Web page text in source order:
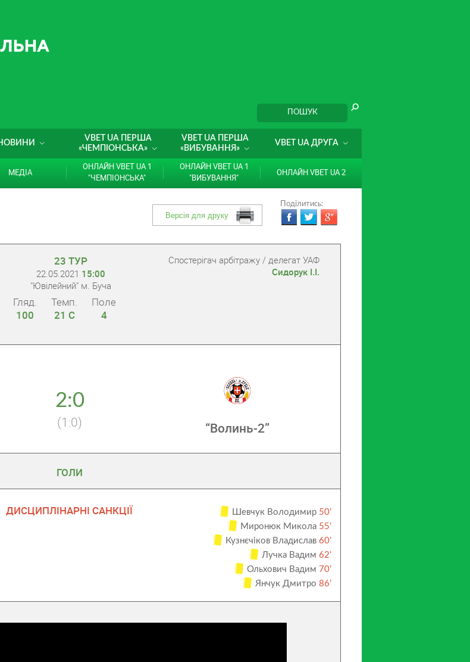
VBET UA ПЕРША
«ЧЕМПІОНСЬКА»
VBET UA ПЕРША
«ВИБУВАННЯ»
VBET UA ДРУГА
МЕДІА
ОНЛАЙН VBET UA 1
"ЧЕМПІОНСЬКА"
ОНЛАЙН VBET UA 1
"ВИБУВАННЯ"
ОНЛАЙН VBET UA 2
Поділитись:
23 ТУР
22.05.2021 15:00
"Ювілейний" м. Буча
Гляд.
100
Темп.
21 С
Поле
4
Cпостерігач арбітражу / делегат УАФ
Сидорук І.І.
2:0
(1:0) “Волинь-2”
ГОЛИ
ДИСЦИПЛІНАРНІ САНКЦІЇ Шевчук Володимир 50’
Миронюк Микола 55’
Кузнєчіков Владислав 60’
Лучка Вадим 62’
Ольхович Вадим 70’
Янчук Дмитро 86’